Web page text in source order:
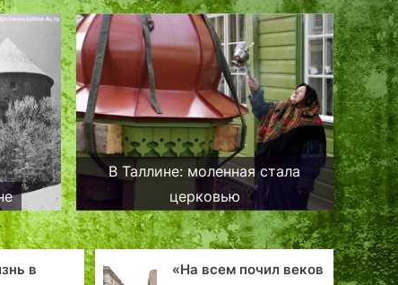
В Таллине: моленная стала
церковью
«На всем почил веков
Автомобильные аварии в